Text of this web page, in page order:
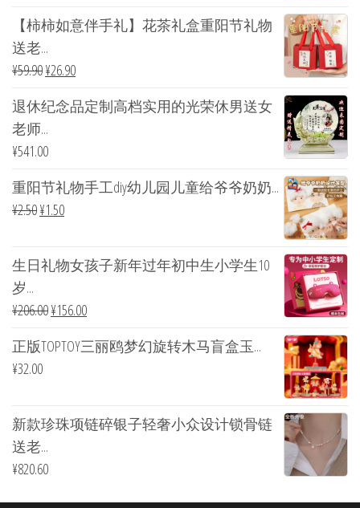
【柿柿如意伴手礼】花茶礼盒重阳节礼物
送老...
¥59.90¥26.90
退休纪念品定制高档实用的光荣休男送女
老师...
¥541.00
重阳节礼物手工diy幼儿园儿童给爷爷奶奶...
¥2.50¥1.50
生日礼物女孩子新年过年初中生小学生10
岁...
¥206.00¥156.00
正版TOPTOY三丽鸥梦幻旋转木马盲盒玉...
¥32.00
新款珍珠项链碎银子轻奢小众设计锁骨链
送老...
¥820.60